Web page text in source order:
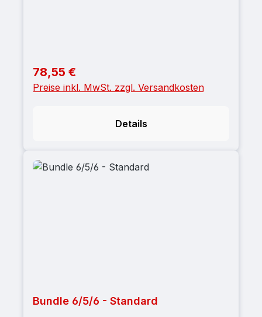
Regulärer Preis:
78,55 €
Preise inkl. MwSt. zzgl. Versandkosten
Details
Bundle 6/5/6 - Standard